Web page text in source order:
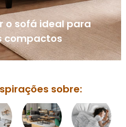
o sofá ideal para
compactos
sobre: